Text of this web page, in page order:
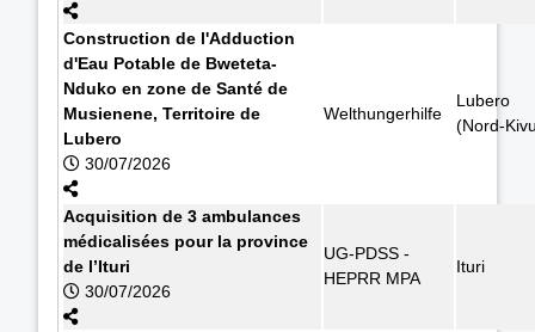
Construction de l'Adduction
d'Eau Potable de Bweteta-
Nduko en zone de Santé de
Musienene, Territoire de
Lubero
30/07/2026
Welthungerhilfe
Lubero
(Nord-
Acquisition de 3 ambulances
médicalisées pour la province
de l’Ituri
30/07/2026
UG-PDSS -
HEPRR MPA
Ituri